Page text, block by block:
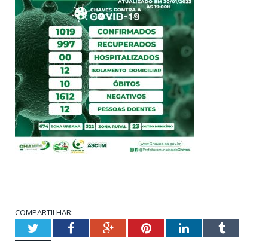
COMPARTILHAR:
TwitterFacebookGoogle+PinterestLinkedInTumblr